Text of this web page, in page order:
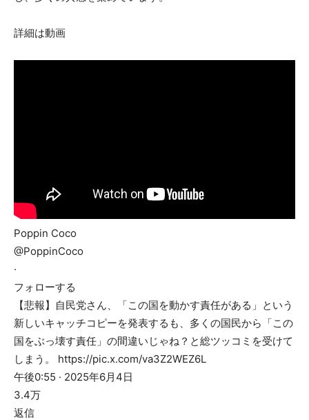
詳細は動画
Poppin Coco
@PoppinCoco
·
フォローする
【悲報】自民党さん、「この国を動かす責任がある」という
新しいキャッチコピーを発表するも、多くの国民から「この
国をぶっ壊す責任」の間違いじゃね？と総ツッコミを受けて
しまう。 https://pic.x.com/va3Z2WEZ6L
午後0:55 · 2025年6月4日
3.4万
返信